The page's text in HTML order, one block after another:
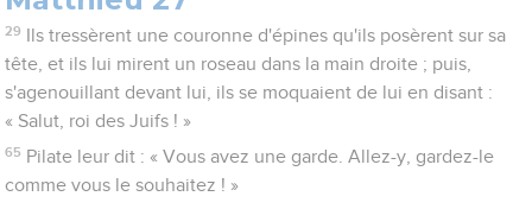
29
Ils tressèrent une couronne d'épines qu'ils posèrent sur sa
tête, et ils lui mirent un roseau dans la main droite ; puis,
s'agenouillant devant lui, ils se moquaient de lui en disant :
« Salut, roi des Juifs ! »
65 Pilate leur dit : « Vous avez une garde. Allez-y, gardez-le
comme vous le souhaitez ! »